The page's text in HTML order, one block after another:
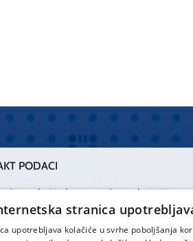
PODACI
Centrala Firule
021 556 111
Centrala Križine
021 557 111
stranica
upotrebljava kolačiće u svrhe poboljšanja